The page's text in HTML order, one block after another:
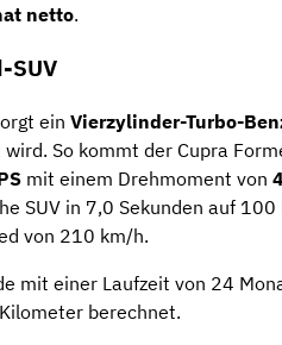
netto.
SUV
ein Vierzylinder-Turbo-
So kommt der Cupra
mit einem Drehmoment von
SUV in 7,0 Sekunden auf
von 210 km/h.
mit einer Laufzeit von 24
berechnet.